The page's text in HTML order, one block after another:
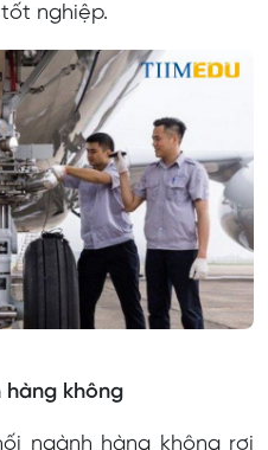
nghiệp.
hàng không
ngành hàng không rơi